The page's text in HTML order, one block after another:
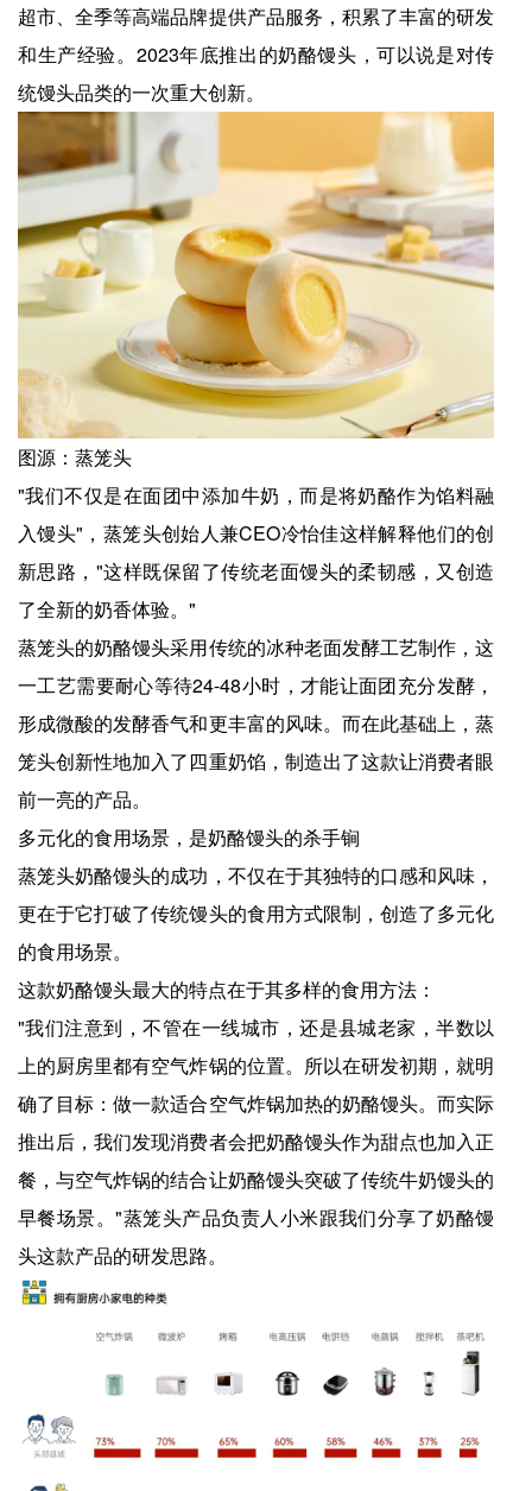
超市、全季等高端品牌提供产品服务，积累了丰富的研发
和生产经验。2023年底推出的奶酪馒头，可以说是对传
统馒头品类的一次重大创新。
图源：蒸笼头
"我们不仅是在面团中添加牛奶，而是将奶酪作为馅料融
入馒头"，蒸笼头创始人兼CEO冷怡佳这样解释他们的创
新思路，"这样既保留了传统老面馒头的柔韧感，又创造
了全新的奶香体验。"
蒸笼头的奶酪馒头采用传统的冰种老面发酵工艺制作，这
一工艺需要耐心等待24-48小时，才能让面团充分发酵，
形成微酸的发酵香气和更丰富的风味。而在此基础上，蒸
笼头创新性地加入了四重奶馅，制造出了这款让消费者眼
前一亮的产品。
多元化的食用场景，是奶酪馒头的杀手锏
蒸笼头奶酪馒头的成功，不仅在于其独特的口感和风味，
更在于它打破了传统馒头的食用方式限制，创造了多元化
的食用场景。
这款奶酪馒头最大的特点在于其多样的食用方法：
"我们注意到，不管在一线城市，还是县城老家，半数以
上的厨房里都有空气炸锅的位置。所以在研发初期，就明
确了目标：做一款适合空气炸锅加热的奶酪馒头。而实际
推出后，我们发现消费者会把奶酪馒头作为甜点也加入正
餐，与空气炸锅的结合让奶酪馒头突破了传统牛奶馒头的
早餐场景。"蒸笼头产品负责人小米跟我们分享了奶酪馒
头这款产品的研发思路。